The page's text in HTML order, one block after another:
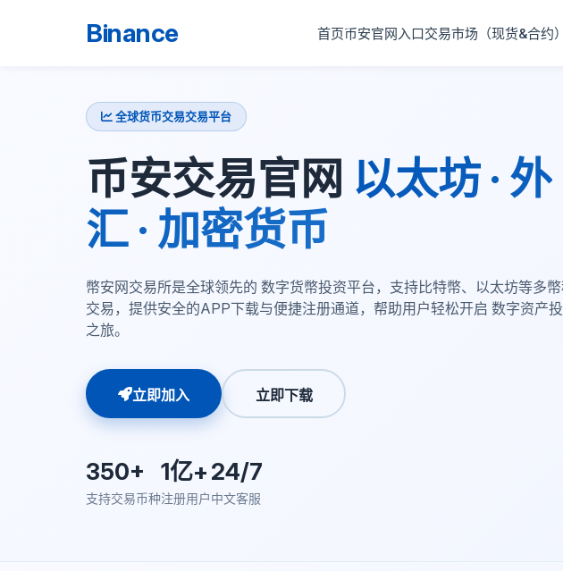
Binance 首页币安官网入口交易市场（现货&合约）
全球货币交易交易平台
币安交易官网 以太坊 · 外
汇 · 加密货币
幣安网交易所是全球领先的 数字货幣投资平台，支持比特幣、以太坊等多
交易，提供安全的APP下载与便捷注册通道，帮助用户轻松开启 数字资产
之旅。
立即加入 立即下载
350+
支持交易币种
1亿+
注册用户
24/7
中文客服